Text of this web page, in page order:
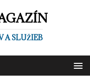
A SLUŽIEB